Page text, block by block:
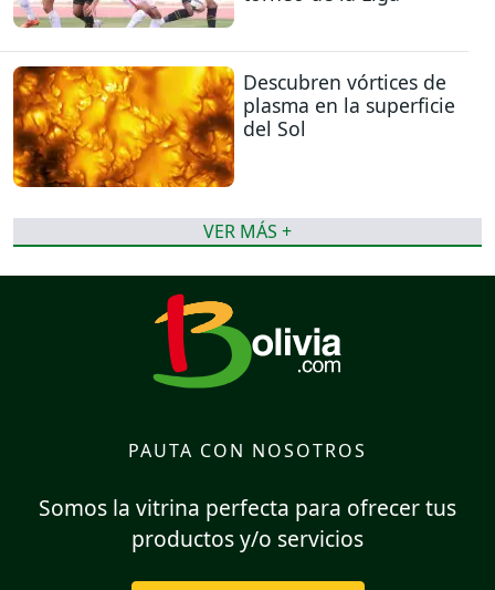
Descubren vórtices de
plasma en la superficie
del Sol
VER MÁS +
PAUTA CON NOSOTROS
Somos la vitrina perfecta para ofrecer tus
productos y/o servicios